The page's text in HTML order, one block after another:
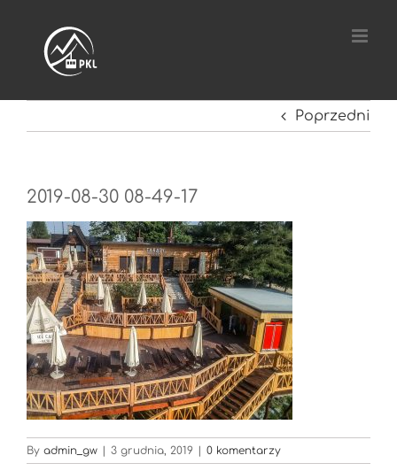
zawartości
Poprzedni
2019-08-30 08-49-17
By admin_gw | 3 grudnia, 2019 | 0 komentarzy